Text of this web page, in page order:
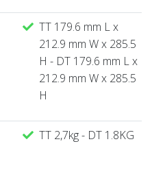
TT 179.6 mm L x
212.9 mm W x 285.5
H - DT 179.6 mm L x
212.9 mm W x 285.5
H
TT 2,7kg - DT 1.8KG